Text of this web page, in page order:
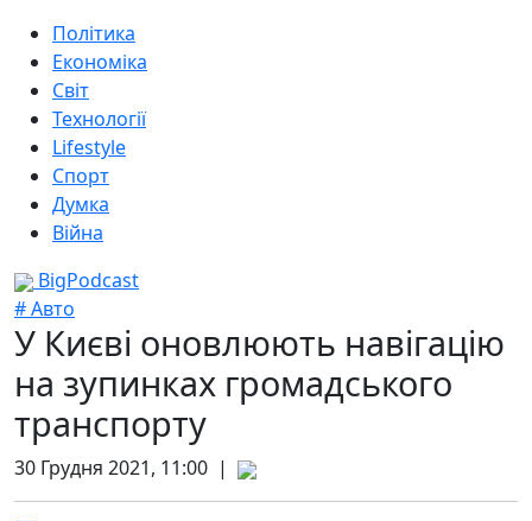
Політика
Економіка
Світ
Технології
Lifestyle
Спорт
Думка
Війна
BigPodcast
# Авто
У Києві оновлюють навігацію
на зупинках громадського
транспорту
30 Грудня 2021, 11:00 |